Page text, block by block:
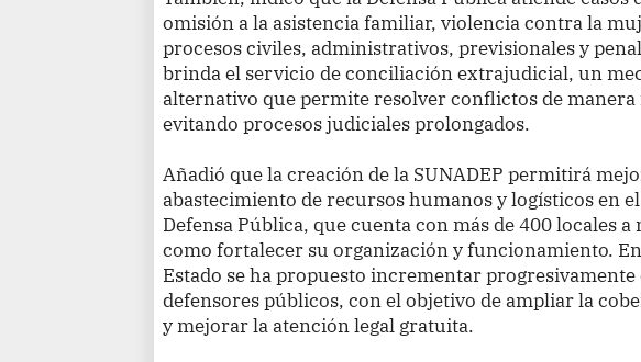
omisión a la asistencia familiar, violencia contra la
procesos civiles, administrativos, previsionales y
brinda el servicio de conciliación extrajudicial, un
alternativo que permite resolver conflictos de manera
evitando procesos judiciales prolongados.
Añadió que la creación de la SUNADEP permitirá
abastecimiento de recursos humanos y logísticos en
Defensa Pública, que cuenta con más de 400 locales
como fortalecer su organización y funcionamiento.
Estado se ha propuesto incrementar
defensores públicos, con el objetivo de ampliar la
y mejorar la atención legal gratuita.